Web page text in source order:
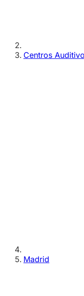
Centros
Madrid